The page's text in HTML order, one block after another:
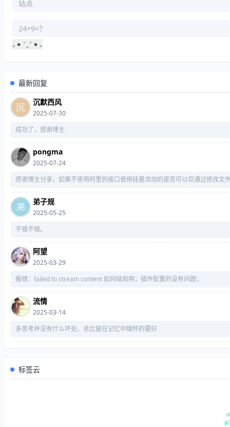
最新回复
沉默西风
2025-07-30
成功了，感谢博主
pongma
2025-07-24
感谢博主分享，如果不使用阿里的接口使用硅基流动的是否可以仅通过修改文
弟子规
2025-05-25
不错不错。
阿望
2025-03-29
报错：failed to stream content 如何结局啊；插件配置的没有问题；
流情
2025-03-14
多思考并没有什么坏处，总比留在记忆中缅怀的要好
标签云